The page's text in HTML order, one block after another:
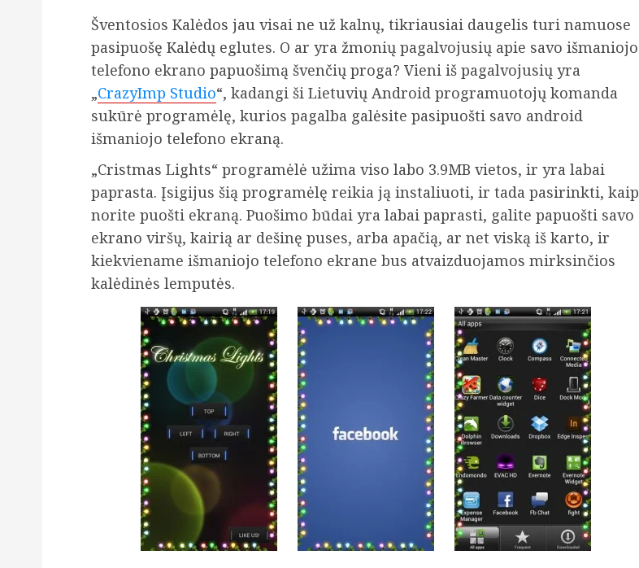
Šventosios Kalėdos jau visai ne už kalnų, tikriausiai daugelis turi namuose
pasipuošę Kalėdų eglutes. O ar yra žmonių pagalvojusių apie savo išmaniojo
telefono ekrano papuošimą švenčių proga? Vieni iš pagalvojusių yra
„CrazyImp Studio“, kadangi ši Lietuvių Android programuotojų komanda
sukūrė programėlę, kurios pagalba galėsite pasipuošti savo android
išmaniojo telefono ekraną.
„Cristmas Lights“ programėlė užima viso labo 3.9MB vietos, ir yra labai
paprasta. Įsigijus šią programėlę reikia ją instaliuoti, ir tada pasirinkti, kaip
norite puošti ekraną. Puošimo būdai yra labai paprasti, galite papuošti savo
ekrano viršų, kairią ar dešinę puses, arba apačią, ar net viską iš karto, ir
kiekviename išmaniojo telefono ekrane bus atvaizduojamos mirksinčios
kalėdinės lemputės.